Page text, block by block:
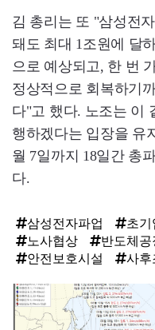
김 총리는 또 "삼성전
돼도 최대 1조원에 달
으로 예상되고, 한 번
정상적으로 회복하기
다"고 했다. 노조는 이
행하겠다는 입장을 유
월 7일까지 18일간 총
다.
삼성전자파업 초기
노사협상
반도체공
안전보호시설
사후
탑
라
인